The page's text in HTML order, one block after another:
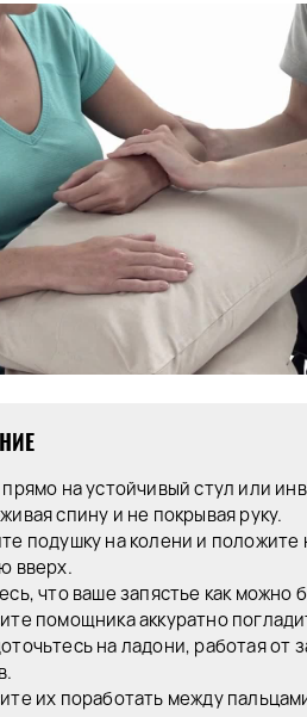
на устойчивый стул или
спину и не покрывая руку.
подушку на колени и
вверх.
что ваше запястье как можно
помощника аккуратно
на ладони, работая от
их поработать между